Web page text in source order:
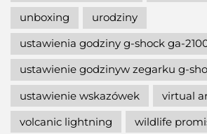
unboxing
urodziny
ustawienia godziny g-shock ga-
ustawienie godzinyw zegarku g-
ustawienie wskazówek
virtual
volcanic lightning
wildlife